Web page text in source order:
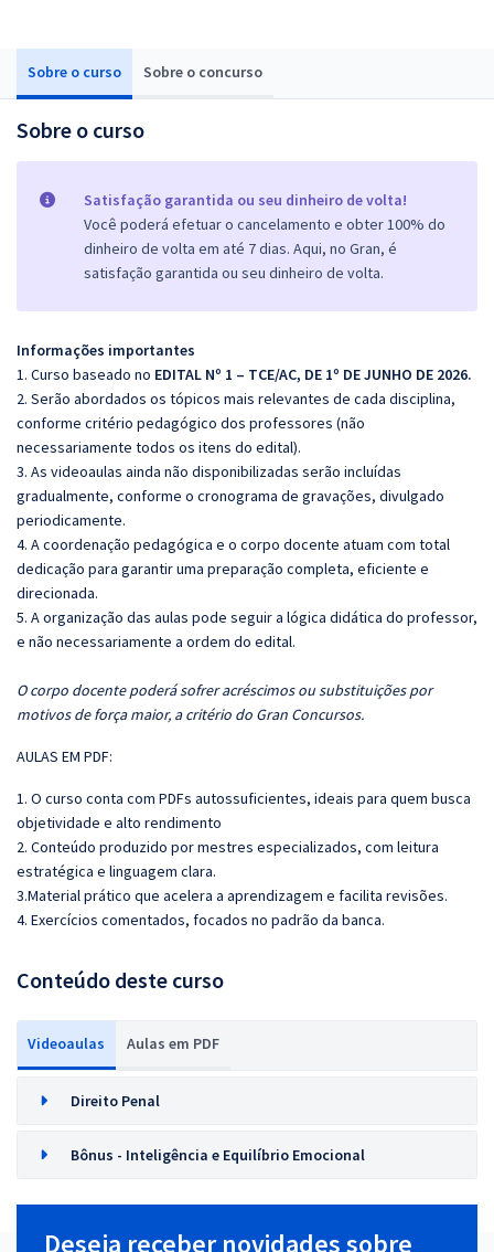
Sobre o curso Sobre o concurso
Sobre o curso
Satisfação garantida ou seu dinheiro de volta!
Você poderá efetuar o cancelamento e obter 100% do
dinheiro de volta em até 7 dias. Aqui, no Gran, é
satisfação garantida ou seu dinheiro de volta.
Informações importantes
1. Curso baseado no EDITAL Nº 1 – TCE/AC, DE 1º DE JUNHO DE 2026.
2. Serão abordados os tópicos mais relevantes de cada disciplina,
conforme critério pedagógico dos professores (não
necessariamente todos os itens do edital).
3. As videoaulas ainda não disponibilizadas serão incluídas
gradualmente, conforme o cronograma de gravações, divulgado
periodicamente.
4. A coordenação pedagógica e o corpo docente atuam com total
dedicação para garantir uma preparação completa, eficiente e
direcionada.
5. A organização das aulas pode seguir a lógica didática do professor,
e não necessariamente a ordem do edital.
O corpo docente poderá sofrer acréscimos ou substituições por
motivos de força maior, a critério do Gran Concursos.
AULAS EM PDF:
1. O curso conta com PDFs autossuficientes, ideais para quem busca
objetividade e alto rendimento
2. Conteúdo produzido por mestres especializados, com leitura
estratégica e linguagem clara.
3.Material prático que acelera a aprendizagem e facilita revisões.
4. Exercícios comentados, focados no padrão da banca.
Conteúdo deste curso
Videoaulas Aulas em PDF
Direito Penal
Bônus - Inteligência e Equilíbrio Emocional
Deseja receber novidades sobre